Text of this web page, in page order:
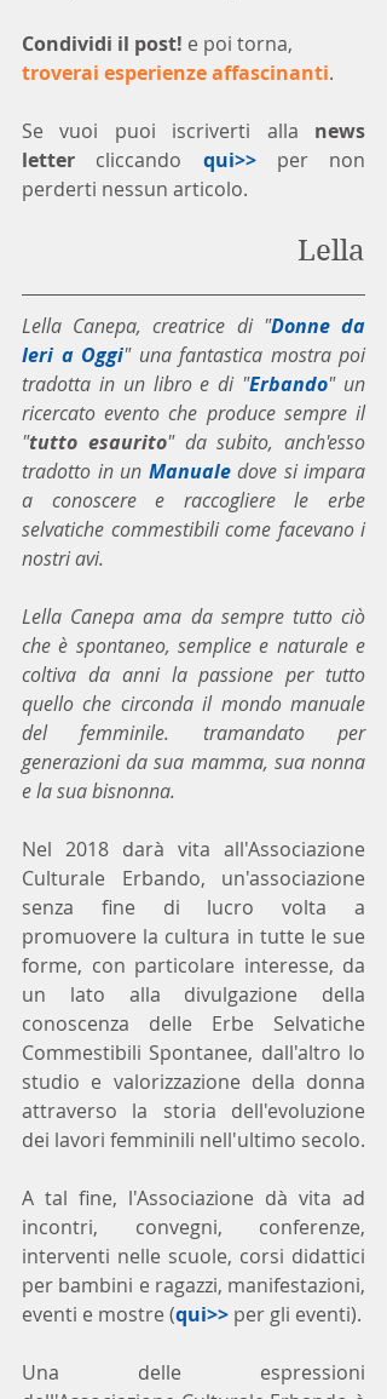
Condividi il post! e poi torna,
troverai esperienze affascinanti.
Se vuoi puoi iscriverti alla news
letter cliccando qui>> per non
perderti nessun articolo.
Lella
Lella Canepa, creatrice di "Donne da
Ieri a Oggi" una fantastica mostra poi
tradotta in un libro e di "Erbando" un
ricercato evento che produce sempre il
"tutto esaurito" da subito, anch'esso
tradotto in un Manuale dove si impara
a conoscere e raccogliere le erbe
selvatiche commestibili come facevano i
nostri avi.
Lella Canepa ama da sempre tutto ciò
che è spontaneo, semplice e naturale e
coltiva da anni la passione per tutto
quello che circonda il mondo manuale
del femminile. tramandato per
generazioni da sua mamma, sua nonna
e la sua bisnonna.
Nel 2018 darà vita all'Associazione
Culturale Erbando, un'associazione
senza fine di lucro volta a
promuovere la cultura in tutte le sue
forme, con particolare interesse, da
un lato alla divulgazione della
conoscenza delle Erbe Selvatiche
Commestibili Spontanee, dall'altro lo
studio e valorizzazione della donna
attraverso la storia dell'evoluzione
dei lavori femminili nell'ultimo secolo.
A tal fine, l'Associazione dà vita ad
incontri, convegni, conferenze,
interventi nelle scuole, corsi didattici
per bambini e ragazzi, manifestazioni,
eventi e mostre (qui>>
Una delle espressioni